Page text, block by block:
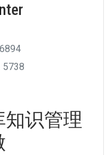
5738
知识管理